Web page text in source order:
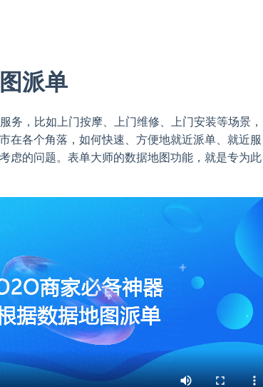
派单
务，比如上门按摩、上门维修、上门安装等场景，
在各个角落，如何快速、方便地就近派单、就近服
虑的问题。表单大师的数据地图功能，就是专为此